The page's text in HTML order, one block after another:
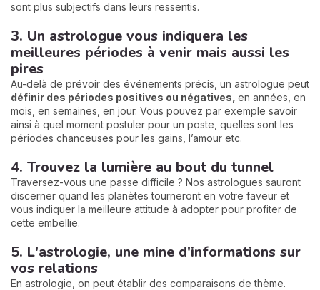
sont plus subjectifs dans leurs ressentis.
3. Un astrologue vous indiquera les
meilleures périodes à venir mais aussi les
pires
Au-delà de prévoir des événements précis, un astrologue peut
définir des périodes positives ou négatives, en années, en
mois, en semaines, en jour. Vous pouvez par exemple savoir
ainsi à quel moment postuler pour un poste, quelles sont les
périodes chanceuses pour les gains, l’amour etc.
4. Trouvez la lumière au bout du tunnel
Traversez-vous une passe difficile ? Nos astrologues sauront
discerner quand les planètes tourneront en votre faveur et
vous indiquer la meilleure attitude à adopter pour profiter de
cette embellie.
5. L'astrologie, une mine d'informations sur
vos relations
En astrologie, on peut établir des comparaisons de thème.